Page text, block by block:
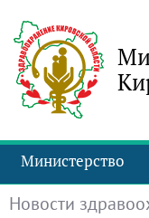
Министерство
Новости